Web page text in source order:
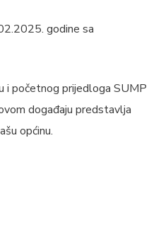
godine sa
i početnog prijedloga SUMP
događaju predstavlja
općinu.